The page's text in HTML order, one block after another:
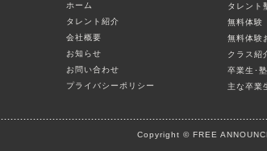
ホーム
タレント紹介
会社概要
お知らせ
お問い合わせ
プライバシーポリシー
タレント
無料体験
無料体験
クラス紹
卒業生･
主な卒業
Copyright © FREE